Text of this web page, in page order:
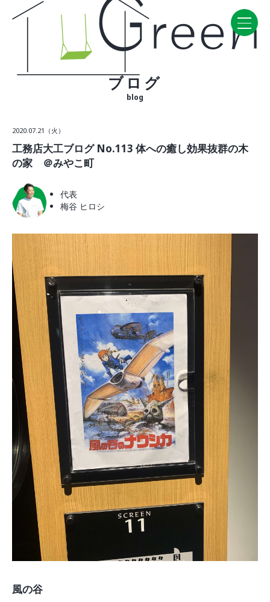
CONCEPT・BUILD
コンセプト
自然素材
ラインナップ
WORK
VISIT
モデルルーム
イベント
ABOUT
会社概要
採用情報
スタッフ紹介
ブログ
お知らせ
お問い合わせ・資料請求
SNS
ブログ
ブログ
blog
2020.07.21（火）
工務店大工ブログ No.113 体への癒し効果抜群の木
の家 ＠みやこ町
代表
梅谷 ヒロシ
風の谷